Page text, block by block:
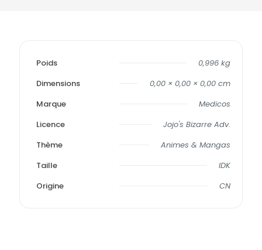
Poids
0,996 kg
Dimensions
0,00 × 0,00 × 0,00 cm
Marque
Medicos
Licence
Jojo's Bizarre Adv.
Thème
Animes & Mangas
Taille
IDK
Origine
CN